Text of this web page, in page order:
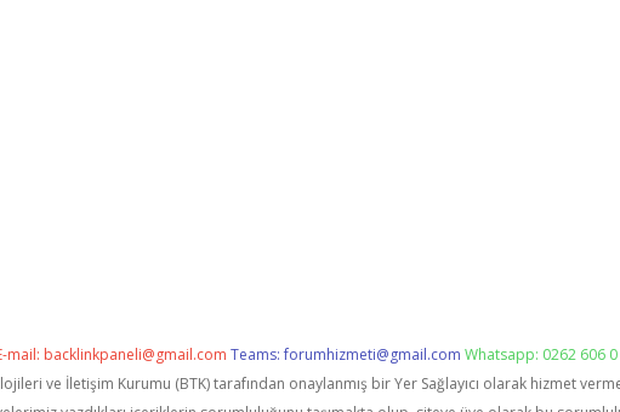
mail: backlinkpaneli@gmail.com Teams:forumhizmeti@gmail.com Whatsapp: 0262 606
ve İletişim Kurumu (BTK) tarafından onaylanmış bir Yer Sağlayıcı olarak hizmet